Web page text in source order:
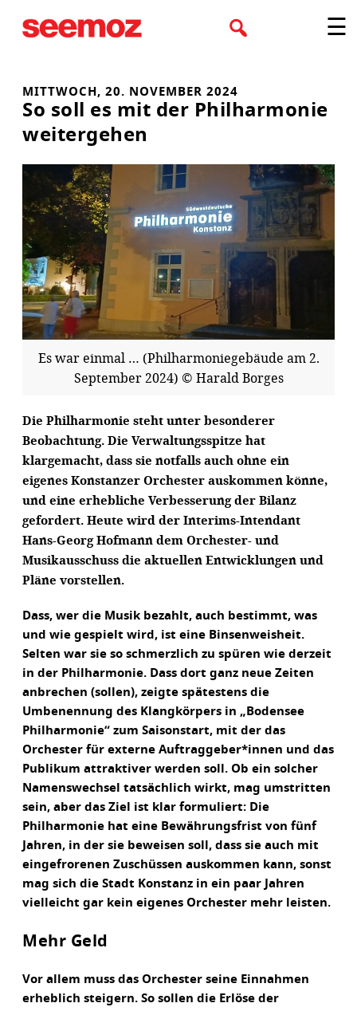
Inhalt
☰
MITTWOCH, 20. NOVEMBER 2024
So soll es mit der Philharmonie
weitergehen
Es war einmal … (Philharmoniegebäude am 2.
September 2024) © Harald Borges
Die Philharmonie steht unter besonderer
Beobachtung. Die Verwaltungsspitze hat
klargemacht, dass sie notfalls auch ohne ein
eigenes Konstanzer Orchester auskommen könne,
und eine erhebliche Verbesserung der Bilanz
gefordert. Heute wird der Interims-Intendant
Hans-Georg Hofmann dem Orchester- und
Musikausschuss die aktuellen Entwicklungen und
Pläne vorstellen.
Dass, wer die Musik bezahlt, auch bestimmt, was
und wie gespielt wird, ist eine Binsenweisheit.
Selten war sie so schmerzlich zu spüren wie derzeit
in der Philharmonie. Dass dort ganz neue Zeiten
anbrechen (sollen), zeigte spätestens die
Umbenennung des Klangkörpers in „Bodensee
Philharmonie“ zum Saisonstart, mit der das
Orchester für externe Auftraggeber*innen und das
Publikum attraktiver werden soll. Ob ein solcher
Namenswechsel tatsächlich wirkt, mag umstritten
sein, aber das Ziel ist klar formuliert: Die
Philharmonie hat eine Bewährungsfrist von fünf
Jahren, in der sie beweisen soll, dass sie auch mit
eingefrorenen Zuschüssen auskommen kann, sonst
mag sich die Stadt Konstanz in ein paar Jahren
vielleicht gar kein eigenes Orchester mehr leisten.
Mehr Geld
Vor allem muss das Orchester seine Einnahmen
erheblich steigern. So sollen die Erlöse der